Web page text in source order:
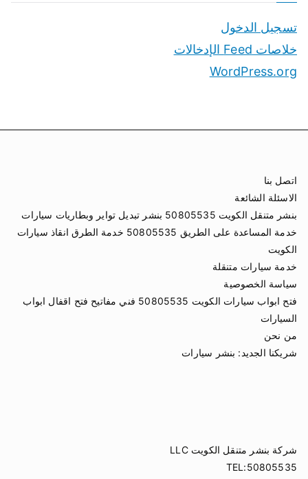
تسجيل الدخول
خلاصات Feed الإدخالات
WordPress.org
اتصل بنا
الاسئلة الشائعة
بنشر متنقل الكويت 50805535 بنشر تبديل تواير وبطاريات سيارات
خدمة المساعدة على الطريق 50805535 خدمة الطرق انقاذ سيارات
الكويت
خدمة سيارات متنقلة
سياسة الخصوصية
فتح ابواب سيارات الكويت 50805535 فني مفاتيح فتح اقفال ابواب
السيارات
من نحن
شريكنا الجديد: بنشر سيارات
شركة بنشر متنقل الكويت LLC
TEL:50805535